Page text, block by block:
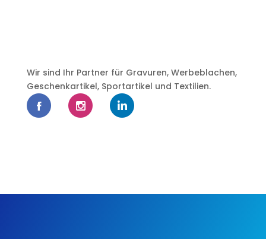
Wir sind Ihr Partner für Gravuren, Werbeblachen,
Geschenkartikel, Sportartikel und Textilien.